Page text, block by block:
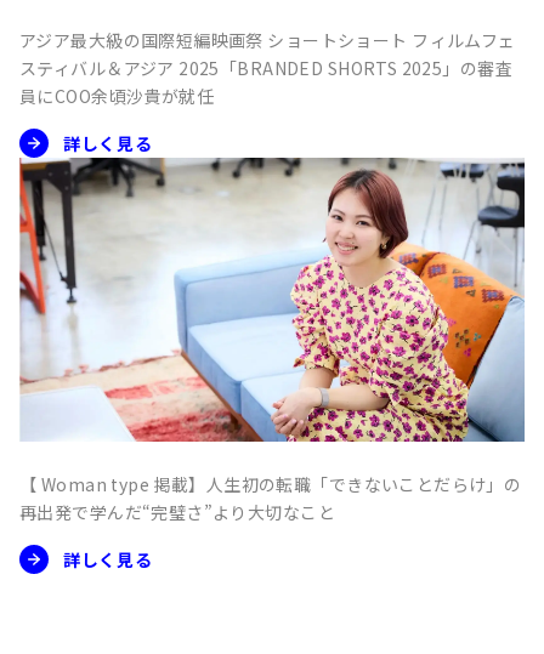
アジア最大級の国際短編映画祭 ショートショート フィルムフェ
スティバル＆アジア 2025「BRANDED SHORTS 2025」の審査
員にCOO余頃沙貴が就任
詳しく見る
【 Woman type 掲載】人生初の転職「できないことだらけ」の
再出発で学んだ“完璧さ”より大切なこと
詳しく見る